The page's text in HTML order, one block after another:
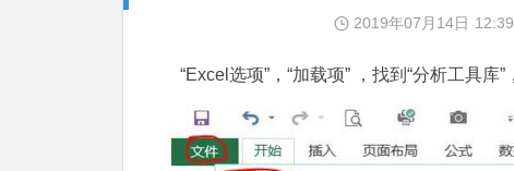
2019年07月14日
“Excel选项”，“加载项” ，找到“分析工具库”